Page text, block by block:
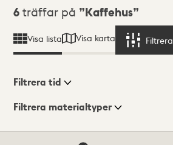
Sökresultat
6 träffar på Kaffehus
Visa lista Visa karta Filtrera
Visningsläge
Filtrera tid
Filtrera materialtyper